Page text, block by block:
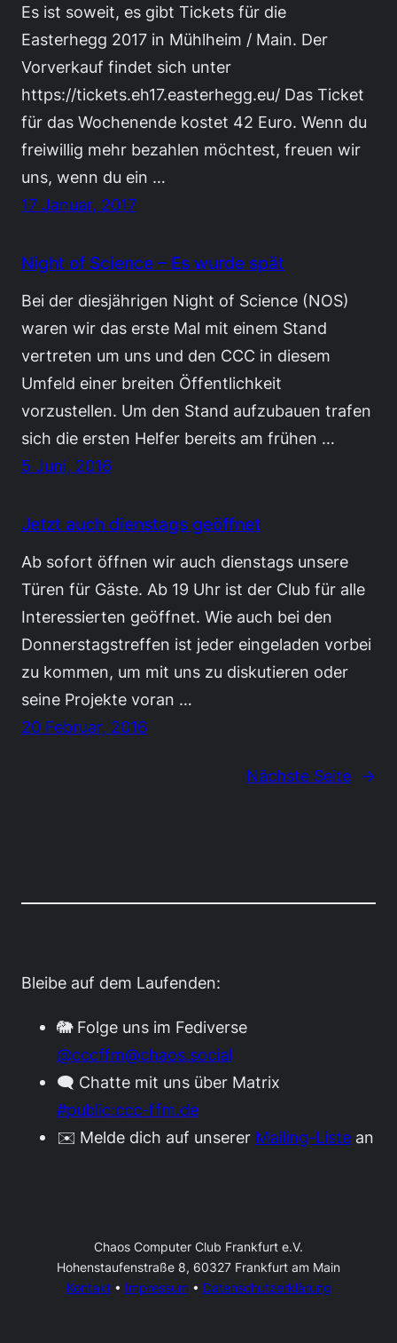
Es ist soweit, es gibt Tickets für die
Easterhegg 2017 in Mühlheim / Main. Der
Vorverkauf findet sich unter
https://tickets.eh17.easterhegg.eu/ Das Ticket
für das Wochenende kostet 42 Euro. Wenn du
freiwillig mehr bezahlen möchtest, freuen wir
uns, wenn du ein …
17 Januar, 2017
Night of Science – Es wurde spät
Bei der diesjährigen Night of Science (NOS)
waren wir das erste Mal mit einem Stand
vertreten um uns und den CCC in diesem
Umfeld einer breiten Öffentlichkeit
vorzustellen. Um den Stand aufzubauen trafen
sich die ersten Helfer bereits am frühen …
5 Juni, 2016
Jetzt auch dienstags geöffnet
Ab sofort öffnen wir auch dienstags unsere
Türen für Gäste. Ab 19 Uhr ist der Club für alle
Interessierten geöffnet. Wie auch bei den
Donnerstagstreffen ist jeder eingeladen vorbei
zu kommen, um mit uns zu diskutieren oder
seine Projekte voran …
20 Februar, 2016
Nächste Seite →
Bleibe auf dem Laufenden:
🐘 Folge uns im Fediverse
@cccffm@chaos.social
🗨️ Chatte mit uns über Matrix
#public:ccc-ffm.de
✉️ Melde dich auf unserer Mailing-Liste an
Chaos Computer Club Frankfurt e.V.
Hohenstaufenstraße 8, 60327 Frankfurt am Main
Kontakt• Impressum • Datenschutzerklärung